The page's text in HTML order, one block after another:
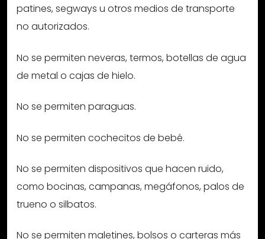
patines, segways u otros medios de transporte
no autorizados.
No se permiten neveras, termos, botellas de agua
de metal o cajas de hielo.
No se permiten paraguas.
No se permiten cochecitos de bebé.
No se permiten dispositivos que hacen ruido,
como bocinas, campanas, megáfonos, palos de
trueno o silbatos.
No se permiten maletines, bolsos o carteras más